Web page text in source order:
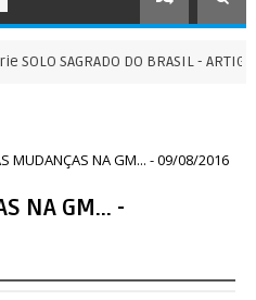
SAGRADO DO BRASIL - ARTIGO
MUDANÇAS NA GM... - 09/08/2016
NA GM... -